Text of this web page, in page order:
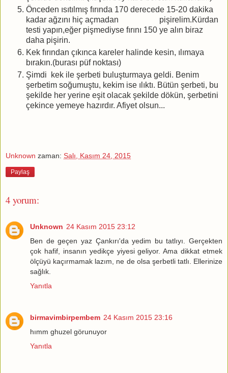
Önceden ısıtılmış fırında 170 derecede 15-20 dakika
kadar ağzını hiç açmadan pişirelim.Kürdan
testi yapın,eğer pişmediyse fırını 150 ye alın biraz
daha pişirin.
Kek fırından çıkınca kareler halinde kesin, ılımaya
bırakın.(burası püf noktası)
Şimdi kek ile şerbeti buluşturmaya geldi. Benim
şerbetim soğumuştu, kekim ise ılıktı. Bütün şerbeti, bu
şekilde her yerine eşit olacak şekilde dökün, şerbetini
çekince yemeye hazırdır. Afiyet olsun...
Unknown zaman: Salı, Kasım 24, 2015
Paylaş
4 yorum:
Unknown 24 Kasım 2015 23:12
Ben de geçen yaz Çankırı'da yedim bu tatlıyı. Gerçekten
çok hafif, insanın yedikçe yiyesi geliyor. Ama dikkat etmek
ölçüyü kaçırmamak lazım, ne de olsa şerbetli tatlı. Ellerinize
sağlık.
Yanıtla
birmavimbirpembem 24 Kasım 2015 23:16
hımm ghuzel görunuyor
Yanıtla